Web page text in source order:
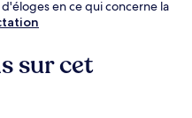
en ce qui concerne la
sur cet